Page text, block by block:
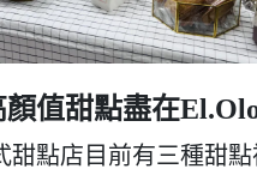
顏值甜點盡在
甜點店目前有三種甜